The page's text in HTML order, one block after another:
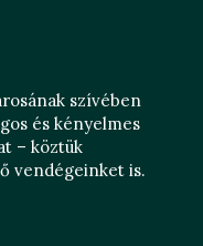
szívében
és kényelmes
– köztük
vendégeinket is.